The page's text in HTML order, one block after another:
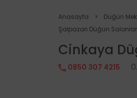
Anasayfa > Düğün
Şalpazarı Düğün
Cinkaya
0850 307 4215